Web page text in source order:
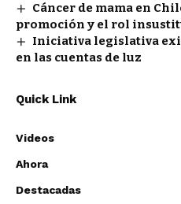
Cáncer de mama en
promoción y el rol
Iniciativa legislativa
en las cuentas de luz
Quick Link
Videos
Ahora
Destacadas